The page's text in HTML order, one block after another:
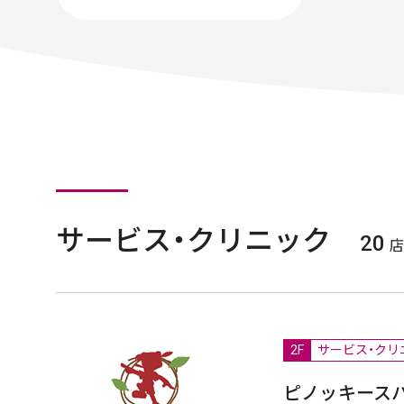
サービス・クリニック 20
2F サービス・ク
ピノッキース